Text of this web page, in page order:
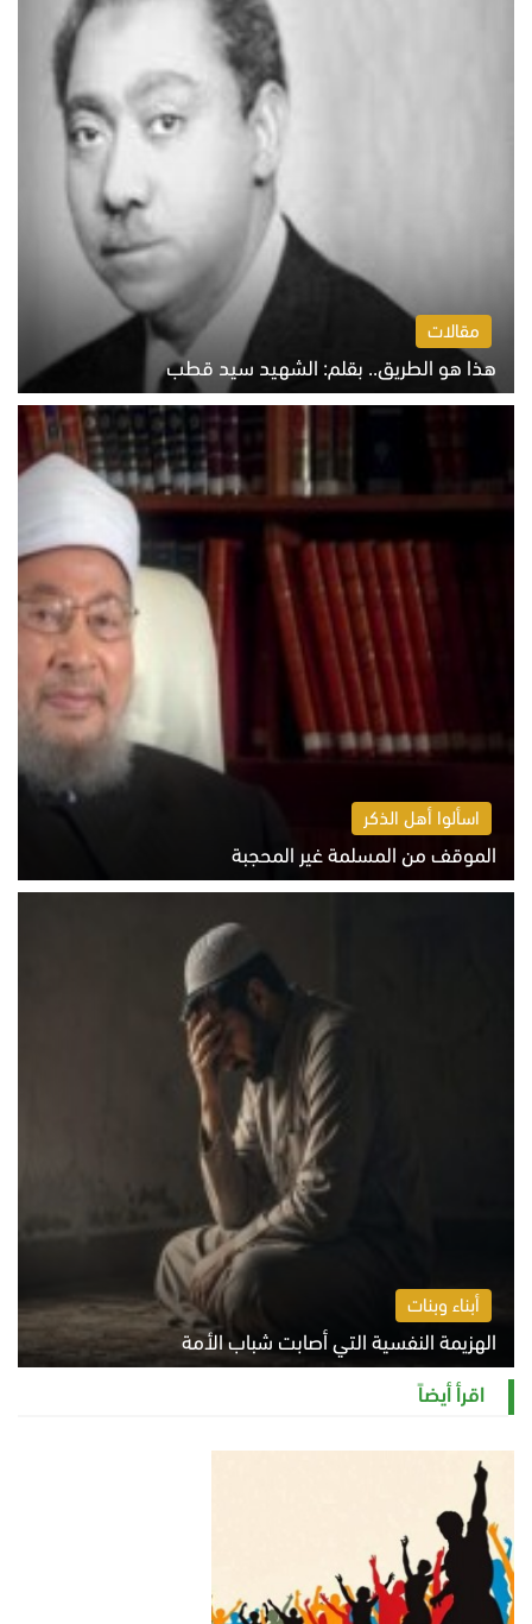
مقالات
هذا هو الطريق.. بقلم: الشهيد سيد قطب
الخميس 6 أغسطس 2026 10:52 ص
اسألوا أهل الذكر
الموقف من المسلمة غير المحجبة
الخميس 6 أغسطس 2026 10:45 ص
أبناء وبنات
الهزيمة النفسية التي أصابت شباب الأمة
الخميس 6 أغسطس 2026 11:12 ص
اقرأ أيضاً